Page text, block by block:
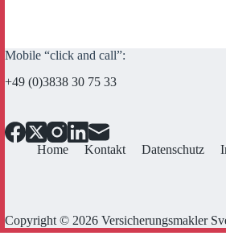
Mobile “click and call”:
+49 (0)3838 30 75 33
Home Kontakt Datenschutz
Copyright © 2026 Versicherungsmakler
Cookie Consent mit Real Cookie Banner